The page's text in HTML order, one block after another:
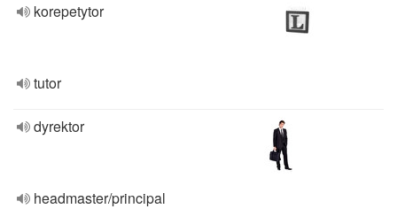
korepetytor
tutor
dyrektor
headmaster/principal